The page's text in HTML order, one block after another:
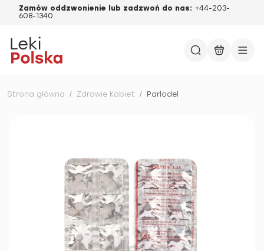
Zamów oddzwonienie lub zadzwoń do nas: +44-203-
608-1340
Strona główna / Zdrowie Kobiet / Parlodel